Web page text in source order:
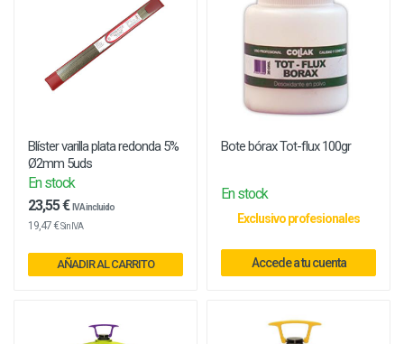
Blíster varilla plata redonda 5%
Ø2mm 5uds
En stock
23,55 € IVA incluido
19,47 €Sin IVA
AÑADIR AL CARRITO
Bote bórax Tot-flux 100gr
En stock
Exclusivo profesionales
Accede a tu cuenta